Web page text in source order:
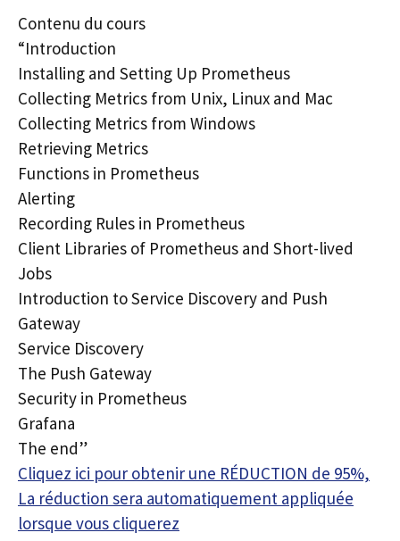
Contenu du cours
“Introduction
Installing and Setting Up Prometheus
Collecting Metrics from Unix, Linux and Mac
Collecting Metrics from Windows
Retrieving Metrics
Functions in Prometheus
Alerting
Recording Rules in Prometheus
Client Libraries of Prometheus and Short-lived
Jobs
Introduction to Service Discovery and Push
Gateway
Service Discovery
The Push Gateway
Security in Prometheus
Grafana
The end”
Cliquez ici pour obtenir une RÉDUCTION de 95%,
La réduction sera automatiquement appliquée
lorsque vous cliquerez